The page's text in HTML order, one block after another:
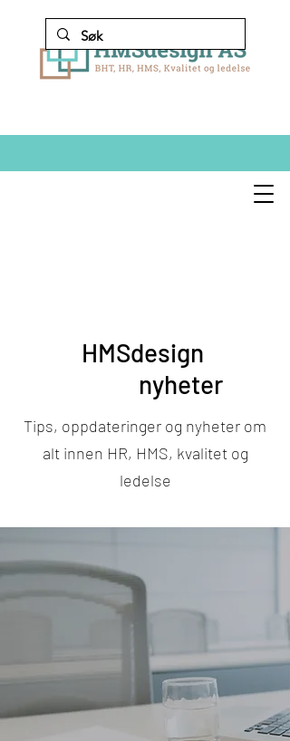
HMSdesign
nyheter
Tips, oppdateringer og nyheter om
alt innen HR, HMS, kvalitet og
ledelse